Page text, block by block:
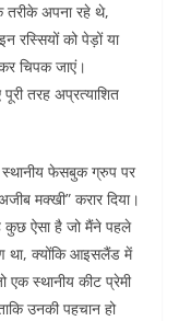
तरीके अपना रहे थे,
रस्सियों को पेड़ों या
चिपक जाएं।
तरह अप्रत्याशित
फेसबुक ग्रुप पर
मक्खी” करार दिया।
कुछ ऐसा है जो मैंने पहले
था, क्योंकि आइसलैंड में
एक स्थानीय कीट प्रेमी
उनकी पहचान हो